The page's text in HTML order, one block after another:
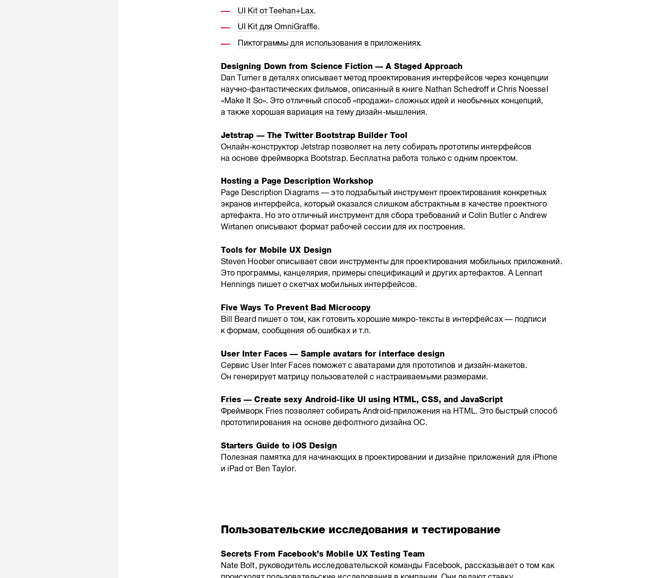
UI Kit от Teehan+Lax.
UI Kit для OmniGraffle.
Пиктограммы для использования в приложениях.
Designing Down from Science Fiction — A Staged Approach
Dan Turner в деталях описывает метод проектирования интерфейсов через концепции
научно-фантастических фильмов, описанный в книге Nathan Schedroff и Chris Noessel
«Make It So». Это отличный способ «продажи» сложных идей и необычных концепций,
а также хорошая вариация на тему дизайн-мышления.
Jetstrap — The Twitter Bootstrap Builder Tool
Онлайн-конструктор Jetstrap позволяет на лету собирать прототипы интерфейсов
на основе фреймворка Bootstrap. Бесплатна работа только с одним проектом.
Hosting a Page Description Workshop
Page Description Diagrams — это подзабытый инструмент проектирования конкретных
экранов интерфейса, который оказался слишком абстрактным в качестве проектного
артефакта. Но это отличный инструмент для сбора требований и Colin Butler с Andrew
Wirtanen описывают формат рабочей сессии для их построения.
Tools for Mobile UX Design
Steven Hoober описывает свои инструменты для проектирования мобильных приложений.
Это программы, канцелярия, примеры спецификаций и других артефактов. А Lennart
Hennings пишето скетчах мобильных интерфейсов.
Five Ways To Prevent Bad Microcopy
Bill Beard пишет о том, как готовить хорошие микро-тексты в интерфейсах — подписи
к формам, сообщения об ошибках и т.п.
User Inter Faces — Sample avatars for interface design
Сервис User Inter Faces поможет с аватарами для прототипов и дизайн-макетов.
Он генерирует матрицу пользователей с настраиваемыми размерами.
Fries — Create sexy Android-like UI using HTML, CSS, and JavaScript
Фреймворк Fries позволяет собирать Android-приложения на HTML. Это быстрый способ
прототипирования на основе дефолтного дизайна ОС.
Starters Guide to iOS Design
Полезная памятка для начинающих в проектировании и дизайне приложений для iPhone
и iPad от Ben Taylor.
Пользовательские исследования и тестирование
Secrets From Facebook’s Mobile UX Testing Team
Nate Bolt, руководитель исследовательской команды Facebook, рассказывает о том как